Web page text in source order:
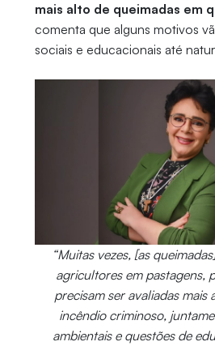
mais alto de queimadas em
comenta que alguns motivos
sociais e educacionais até
“Muitas vezes, [as
agricultores em pastagens,
precisam ser avaliadas mais
incêndio criminoso,
ambientais e questões de